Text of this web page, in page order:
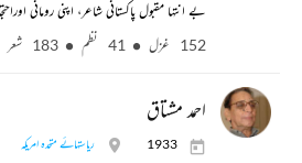
بے انتہا مقبول پاکستانی شاعر، اپنی رومانی
152 غزل
41 نظم 183 شعر
احمد مشتاق
1933 ریاستہائے متحدہ امریکہ